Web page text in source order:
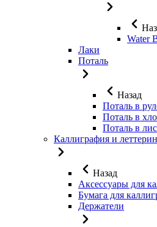
Water
Лаки
Поталь
Назад
Поталь в
Поталь в
Поталь в
Каллиграфия и
Назад
Аксессуары для
Бумага для
Держатели